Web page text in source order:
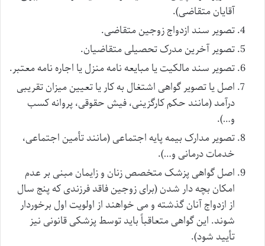
آقایان متقاضی).
تصویر سند ازدواج زوجین متقاضی.
تصویر آخرین مدرک تحصیلی متقاضیان.
تصویر سند مالکیت یا مبایعه نامه منزل یا اجاره نامه معتبر.
اصل یا تصویر گواهی اشتغال به کار یا تعیین میزان تقریبی
درآمد (مانند حکم کارگزینی، فیش حقوقی، پروانه کسب
و…).
تصویر مدارک بیمه پایه اجتماعی (مانند تأمین اجتماعی،
خدمات درمانی و…).
اصل گواهی پزشک متخصص زنان و زایمان مبنی بر عدم
امکان بچه دار شدن (برای زوجین فاقد فرزندی که پنج سال
از ازدواج آنان گذشته و می خواهند از اولویت اول برخوردار
شوند. این گواهی متعاقباً باید توسط پزشکی قانونی نیز
تأیید شود).